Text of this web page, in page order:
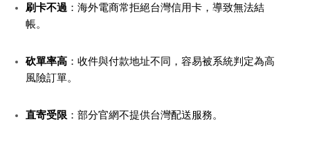
刷卡不過：海外電商常拒絕台灣信用卡，導致無法結
帳。
砍單率高：收件與付款地址不同，容易被系統判定為高
風險訂單。
直寄受限：部分官網不提供台灣配送服務。